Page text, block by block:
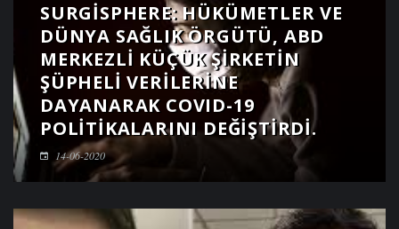
SURGISPHERE: HÜKÜMETLER VE
DÜNYA SAĞLIK ÖRGÜTÜ, ABD
MERKEZLI KÜÇÜK ŞIRKETIN
ŞÜPHELI VERILERINE
DAYANARAK COVID-19
POLITIKALARINI DEĞIŞTIRDI.
14-06-2020